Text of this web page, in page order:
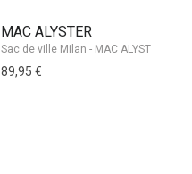
MAC ALYSTER
89,95 €